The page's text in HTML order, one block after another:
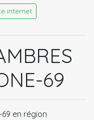
internet
69
en région